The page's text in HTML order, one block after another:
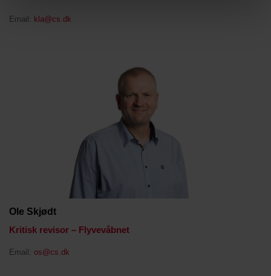
Email: kla@cs.dk
Ole Skjødt
Kritisk revisor – Flyvevåbnet
Email: os@cs.dk